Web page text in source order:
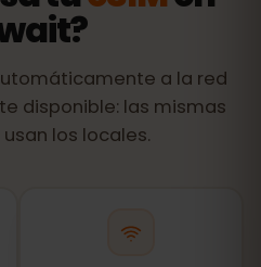
a la red
disponible: las mismas
los locales.